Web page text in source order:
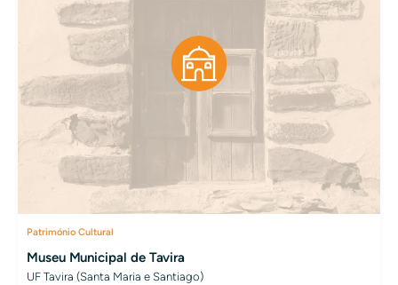
Património Cultural
Museu Municipal de Tavira
UF Tavira (Santa Maria e Santiago)